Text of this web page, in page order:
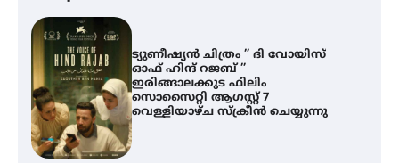
ട്യുണീഷ്യൻ ചിത്രം ” ദി വോയിസ്
ഓഫ് ഹിന്ദ് റജബ് ”
ഇരിങ്ങാലക്കുട ഫിലിം
സൊസൈറ്റി ആഗസ്റ്റ് 7
വെള്ളിയാഴ്ച സ്‌ക്രീൻ ചെയ്യുന്നു